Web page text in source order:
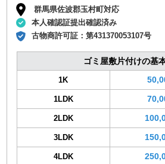
群馬県佐波郡玉村町対応
本人確認証提出確認済み
古物商許可証：第431370053107号
ゴミ屋敷片付けの基
1K
1LDK
2LDK
3LDK
4LDK